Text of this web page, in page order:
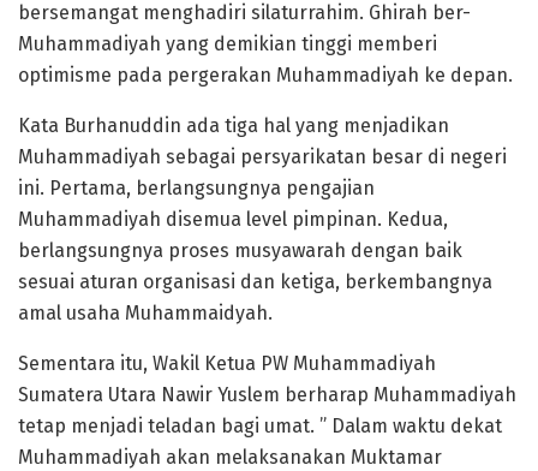
bersemangat menghadiri silaturrahim. Ghirah ber-
Muhammadiyah yang demikian tinggi memberi
optimisme pada pergerakan Muhammadiyah ke depan.
Kata Burhanuddin ada tiga hal yang menjadikan
Muhammadiyah sebagai persyarikatan besar di negeri
ini. Pertama, berlangsungnya pengajian
Muhammadiyah disemua level pimpinan. Kedua,
berlangsungnya proses musyawarah dengan baik
sesuai aturan organisasi dan ketiga, berkembangnya
amal usaha Muhammaidyah.
Sementara itu, Wakil Ketua PW Muhammadiyah
Sumatera Utara Nawir Yuslem berharap Muhammadiyah
tetap menjadi teladan bagi umat. ” Dalam waktu dekat
Muhammadiyah akan melaksanakan Muktamar